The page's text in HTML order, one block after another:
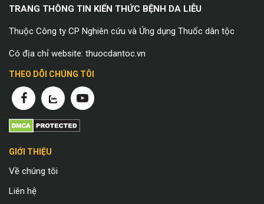
TRANG THÔNG TIN KIẾN THỨC BỆNH DA LIỄU
Thuộc Công ty CP Nghiên cứu và Ứng dụng Thuốc dân tộc
Có địa chỉ website: thuocdantoc.vn
THEO DÕI CHÚNG TÔI
GIỚI THIỆU
Về chúng tôi
Liên hệ